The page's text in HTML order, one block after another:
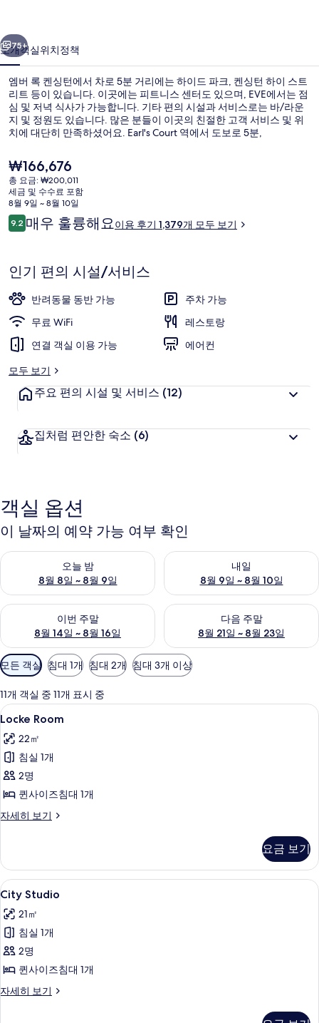
사
진
갤
러
리
75+
소개객실위치정책
엠버 록 켄싱턴에서 차로 5분 거리에는 하이드 파크, 켄싱턴 하이 스트
리트 등이 있습니다. 이곳에는 피트니스 센터도 있으며, EVE에서는 점
심 및 저녁 식사가 가능합니다. 기타 편의 시설과 서비스로는 바/라운
지 및 정원도 있습니다. 많은 분들이 이곳의 친절한 고객 서비스 및 위
치에 대단히 만족하셨어요. Earl's Court 역에서 도보로 5분,
편리합니다.
현
재
가
격
은
₩166,676
₩166,676
총 요금: ₩200,011
세금 및 수수료 포함
8월 9일 ~ 8월 10일
이
용
기
9.210점 만점 중 9.2점.
매우 훌륭해요이용 후기 1,379개 모두 보기
인기 편의 시설/서비스
반려동물 동반 가능
주차 가능
무료 WiFi
레스토랑
연결 객실 이용 가능
에어컨
모두 보기
주요 편의 시설 및 서비스 (12)
집처럼 편안한 숙소 (6)
객실 옵션
이 날짜의 예약 가능 여부 확인
오늘 밤
8월 8일 ~ 8월 9일
오늘 밤 예약 가능 여부 확인, 8월 8일 ~ 8월 9일
내일
8월 9일 ~ 8월 10일
내일 예약 가능 여부 확인, 8월
이번 주말
8월 14일 ~ 8월 16일
이번 주말 예약 가능 여부 확인, 8월 14일 ~ 8월 16일
다음 주말
8월 21일 ~ 8월 23일
다음 주말 예약 가능 여부 확인
객
실
에
사
용
가
능
한
터
모든 객실 침대 1개 침대 2개 침대 3개 이상
11개 객실 중 11개 표시 중
Locke
Room
사
진
모
두
보
Locke Room | 객실 내 금고, 암막 커
6
Locke Room
22㎡
침실 1개
2명
퀸사이즈침대 1개
자세히 보기
Locke
히
보
기
요금 보기
City
Studio
사
진
모
두
보
객실 내 금고, 암막 커튼, 다리미/다리
5
City Studio
21㎡
침실 1개
2명
퀸사이즈침대 1개
자세히 보기
City